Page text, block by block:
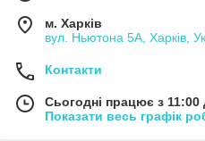
м. Харків
вул. Ньютона 5А, Харків,
Контакти
Сьогодні працює з 11:00
Показати весь графік